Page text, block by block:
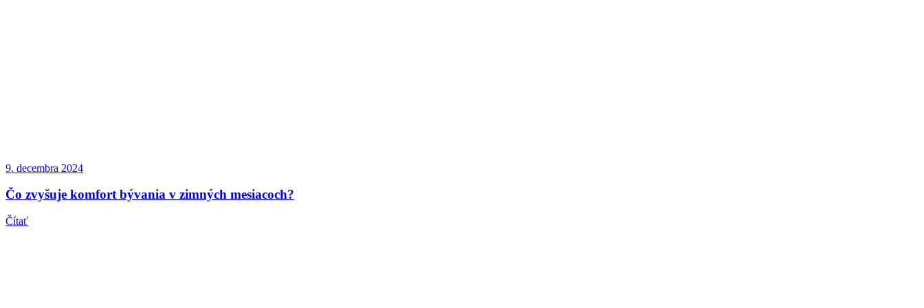
9. decembra 2024
Čo zvyšuje komfort bývania v zimných mesiacoch?
Čítať